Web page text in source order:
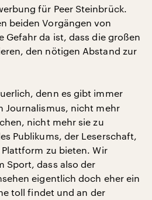
für Peer Steinbrück.
beiden Vorgängen von
Gefahr da ist, dass die großen
den nötigen Abstand zur
denn es gibt immer
Journalismus, nicht mehr
nicht mehr sie zu
Publikums, der Leserschaft,
zu bieten. Wir
Sport, dass also der
eigentlich doch eher ein
toll findet und an der